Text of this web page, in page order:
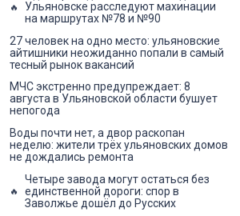
Ульяновске расследуют махинации
на маршрутах №78 и №90
27 человек на одно место: ульяновские
айтишники неожиданно попали в самый
тесный рынок вакансий
МЧС экстренно предупреждает: 8
августа в Ульяновской области бушует
непогода
Воды почти нет, а двор раскопан
неделю: жители трёх ульяновских домов
не дождались ремонта
Четыре завода могут остаться без
единственной дороги: спор в
Заволжье дошёл до Русских